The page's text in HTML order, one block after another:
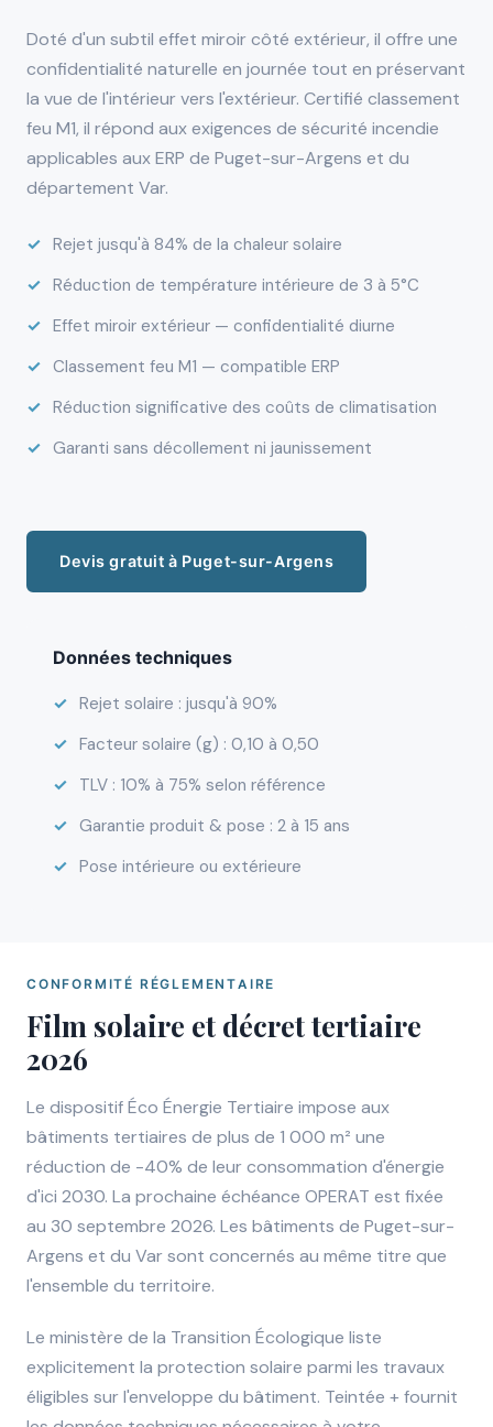
Doté d'un subtil effet miroir côté extérieur, il offre une
confidentialité naturelle en journée tout en préservant
la vue de l'intérieur vers l'extérieur. Certifié classement
feu M1, il répond aux exigences de sécurité incendie
applicables aux ERP de Puget-sur-Argens et du
département Var.
Rejet jusqu'à 84% de la chaleur solaire
Réduction de température intérieure de 3 à 5°C
Effet miroir extérieur — confidentialité diurne
Classement feu M1 — compatible ERP
Réduction significative des coûts de climatisation
Garanti sans décollement ni jaunissement
Devis gratuit à Puget-sur-Argens
Données techniques
Rejet solaire : jusqu'à 90%
Facteur solaire (g) : 0,10 à 0,50
TLV : 10% à 75% selon référence
Garantie produit & pose : 2 à 15 ans
Pose intérieure ou extérieure
CONFORMITÉ RÉGLEMENTAIRE
Film solaire et décret tertiaire
2026
Le dispositif Éco Énergie Tertiaire impose aux
bâtiments tertiaires de plus de 1 000 m² une
réduction de -40% de leur consommation d'énergie
d'ici 2030. La prochaine échéance OPERAT est fixée
au 30 septembre 2026. Les bâtiments de Puget-sur-
Argens et du Var sont concernés au même titre que
l'ensemble du territoire.
Le ministère de la Transition Écologique liste
explicitement la protection solaire parmi les travaux
éligibles sur l'enveloppe du bâtiment. Teintée + fournit